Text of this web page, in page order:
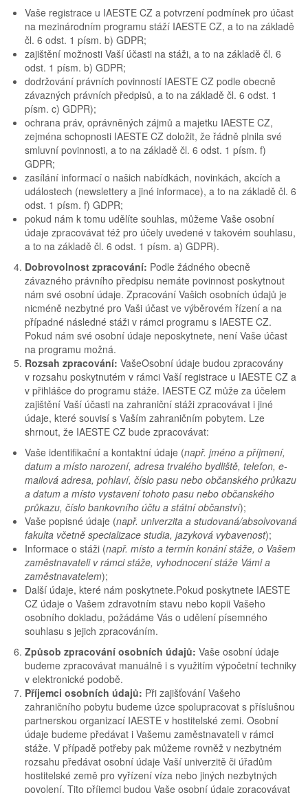
Vaše registrace u IAESTE CZ a potvrzení podmínek pro účast
na mezinárodním programu stáží IAESTE CZ, a to na základě
čl. 6 odst. 1 písm. b) GDPR;
zajištění možnosti Vaší účasti na stáži, a to na základě čl. 6
odst. 1 písm. b) GDPR;
dodržování právních povinností IAESTE CZ podle obecně
závazných právních předpisů, a to na základě čl. 6 odst. 1
písm. c) GDPR);
ochrana práv, oprávněných zájmů a majetku IAESTE CZ,
zejména schopnosti IAESTE CZ doložit, že řádně plnila své
smluvní povinnosti, a to na základě čl. 6 odst. 1 písm. f)
GDPR;
zasílání informací o našich nabídkách, novinkách, akcích a
událostech (newslettery a jiné informace), a to na základě čl. 6
odst. 1 písm. f) GDPR;
pokud nám k tomu udělíte souhlas, můžeme Vaše osobní
údaje zpracovávat též pro účely uvedené v takovém souhlasu,
a to na základě čl. 6 odst. 1 písm. a) GDPR).
Dobrovolnost zpracování: Podle žádného obecně
závazného právního předpisu nemáte povinnost poskytnout
nám své osobní údaje. Zpracování Vašich osobních údajů je
nicméně nezbytné pro Vaši účast ve výběrovém řízení a na
případné následné stáži v rámci programu s IAESTE CZ.
Pokud nám své osobní údaje neposkytnete, není Vaše účast
na programu možná.
Rozsah zpracování: VašeOsobní údaje budou zpracovány
v rozsahu poskytnutém v rámci Vaší registrace u IAESTE CZ a
v přihlášce do programu stáže. IAESTE CZ může za účelem
zajištění Vaší účasti na zahraniční stáži zpracovávat i jiné
údaje, které souvisí s Vaším zahraničním pobytem. Lze
shrnout, že IAESTE CZ bude zpracovávat:
Vaše identifikační a kontaktní údaje (např. jméno a příjmení,
datum a místo narození, adresa trvalého bydliště, telefon, e-
mailová adresa, pohlaví, číslo pasu nebo občanského průkazu
a datum a místo vystavení tohoto pasu nebo občanského
průkazu, číslo bankovního účtu a státní občanství);
Vaše popisné údaje (např. univerzita a studovaná/absolvovaná
fakulta včetně specializace studia, jazyková vybavenost);
Informace o stáži (např. místo a termín konání stáže, o Vašem
zaměstnavateli v rámci stáže, vyhodnocení stáže Vámi a
zaměstnavatelem);
Další údaje, které nám poskytnete.Pokud poskytnete IAESTE
CZ údaje o Vašem zdravotním stavu nebo kopii Vašeho
osobního dokladu, požádáme Vás o udělení písemného
souhlasu s jejich zpracováním.
Způsob zpracování osobních údajů: Vaše osobní údaje
budeme zpracovávat manuálně i s využitím výpočetní techniky
v elektronické podobě.
Příjemci osobních údajů: Při zajišťování Vašeho
zahraničního pobytu budeme úzce spolupracovat s příslušnou
partnerskou organizací IAESTE v hostitelské zemi. Osobní
údaje budeme předávat i Vašemu zaměstnavateli v rámci
stáže. V případě potřeby pak můžeme rovněž v nezbytném
rozsahu předávat osobní údaje Vaší univerzitě či úřadům
hostitelské země pro vyřízení víza nebo jiných nezbytných
povolení. Tito příjemci budou Vaše osobní údaje zpracovávat